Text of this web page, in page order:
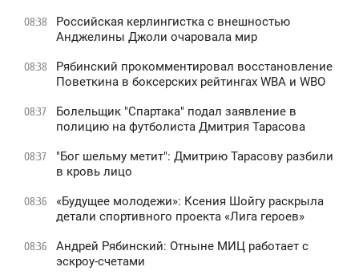
08:38
Российская керлингистка с внешностью
Анджелины Джоли очаровала мир
08:38
Рябинский прокомментировал восстановление
Поветкина в боксерских рейтингах WBA и WBO
08:37
Болельщик "Спартака" подал заявление в
полицию на футболиста Дмитрия Тарасова
08:37
"Бог шельму метит": Дмитрию Тарасову разбили
в кровь лицо
08:36
«Будущее молодежи»: Ксения Шойгу раскрыла
детали спортивного проекта «Лига героев»
08:36
Андрей Рябинский: Отныне МИЦ работает с
эскроу-счетами